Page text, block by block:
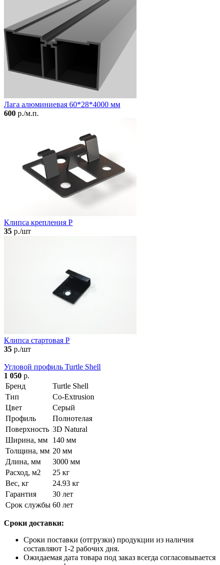
Лага алюминиевая 60*28*4000 мм
600 р./м.п.
Клипса крепления P
35 р./шт
Клипса стартовая P
35 р./шт
Угловой профиль Turtle Shell
1 050 р.
Бренд
Turtle Shell
Тип
Co-Extrusion
Цвет
Серый
Профиль
Полнотелая
Поверхность 3D Natural
Ширина, мм
140 мм
Толщина, мм 20 мм
Длина, мм
3000 мм
Расход, м2
25 кг
Вес, кг
24.93 кг
Гарантия
30 лет
Срок службы 60 лет
Сроки доставки:
Сроки поставки (отгрузки) продукции из наличия
составляют 1-2 рабочих дня.
Ожидаемая дата товара под заказ всегда согласовывается